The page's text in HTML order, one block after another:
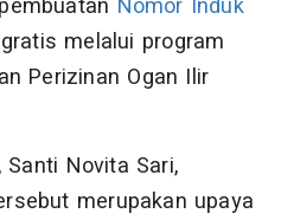
Nomor Induk
melalui program
Perizinan Ogan Ilir
Santi Novita Sari,
merupakan upaya